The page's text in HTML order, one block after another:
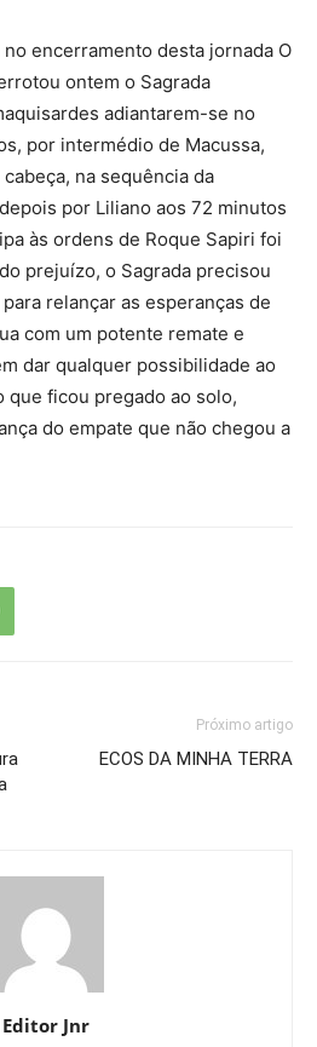
encerramento desta jornada O
ontem o Sagrada
adiantarem-se no
por intermédio de Macussa,
na sequência da
por Liliano aos 72 minutos
às ordens de Roque Sapiri foi
prejuízo, o Sagrada precisou
relançar as esperanças de
com um potente remate e
dar qualquer possibilidade ao
que ficou pregado ao solo,
do empate que não chegou a
Próximo artigo
ECOS DA MINHA TERRA
Editor Jnr